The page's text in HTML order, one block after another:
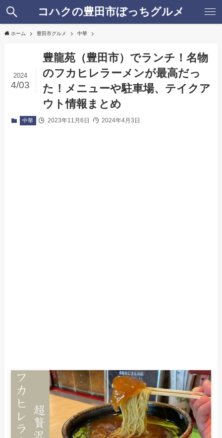
コハクの豊田市ぼっちグルメ
ホーム 豊田市グルメ 中華
豊龍苑（豊田市）でランチ！名物
のフカヒレラーメンが最高だっ
た！メニューや駐車場、テイクア
ウト情報まとめ
2024
4/03
中華 2023年11月6日 2024年4月3日